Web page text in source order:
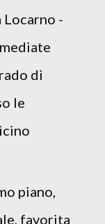
-
di
le
piano,
favorita